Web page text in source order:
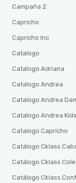
Campaña 2
Capricho
Capricho Inc
Catalogo
Catalogo Adriana
Catalogo Andrea
Catalogo Andrea
Catalogo Andrea Kids
Catalogo Capricho
Catálogo Cklass
Catálogo Cklass
Catálogo Cklass